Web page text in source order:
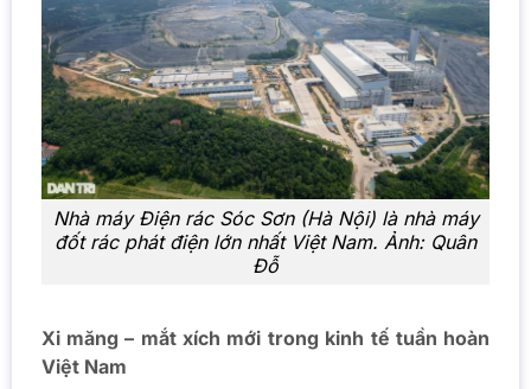
Nhà máy Điện rác Sóc Sơn (Hà Nội) là nhà máy
đốt rác phát điện lớn nhất Việt Nam. Ảnh: Quân
Đỗ
Xi măng – mắt xích mới trong kinh tế tuần hoàn
Việt Nam